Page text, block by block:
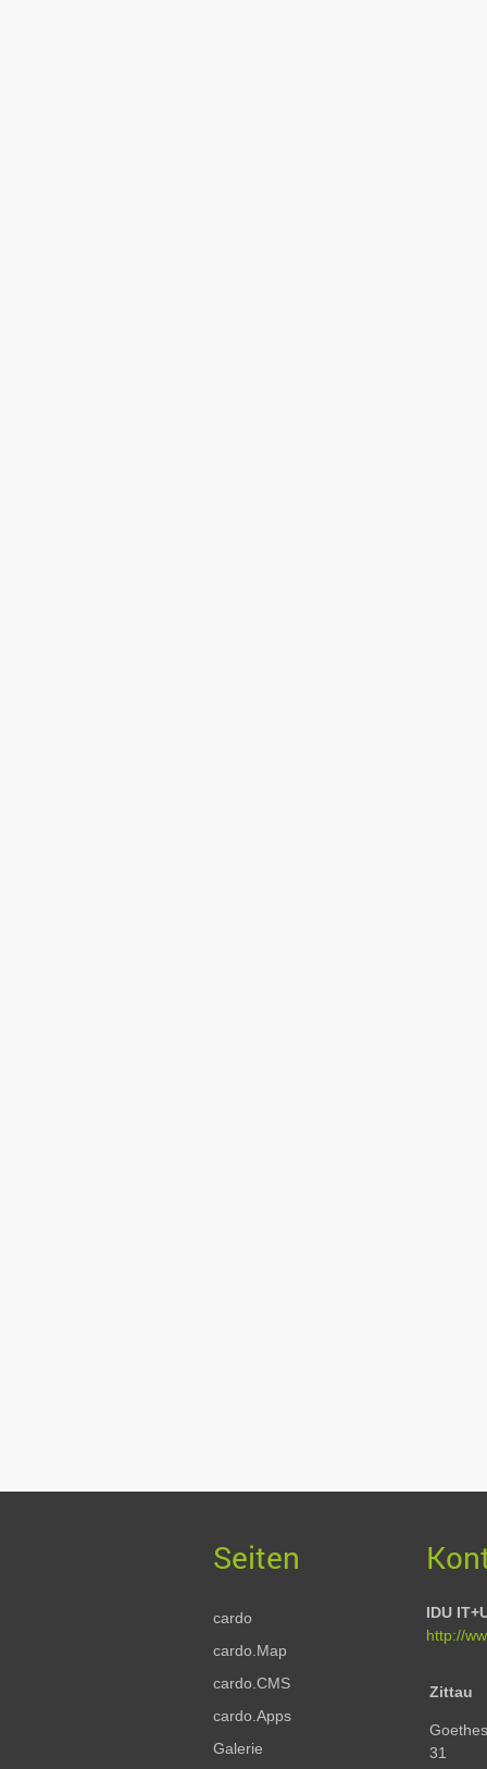
cardo
cardo.Map
cardo.CMS
cardo.Apps
Galerie
IDU
http://
Zittau
31